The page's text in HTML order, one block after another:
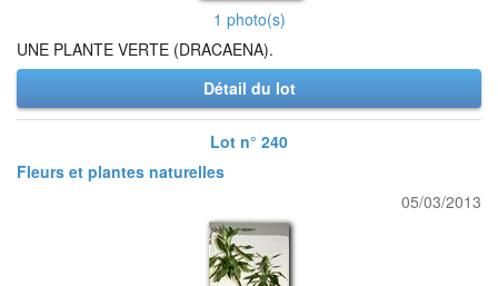
1 photo(s)
UNE PLANTE VERTE (DRACAENA).
Détail du lot
Lot n° 240
Fleurs et plantes naturelles
05/03/2013